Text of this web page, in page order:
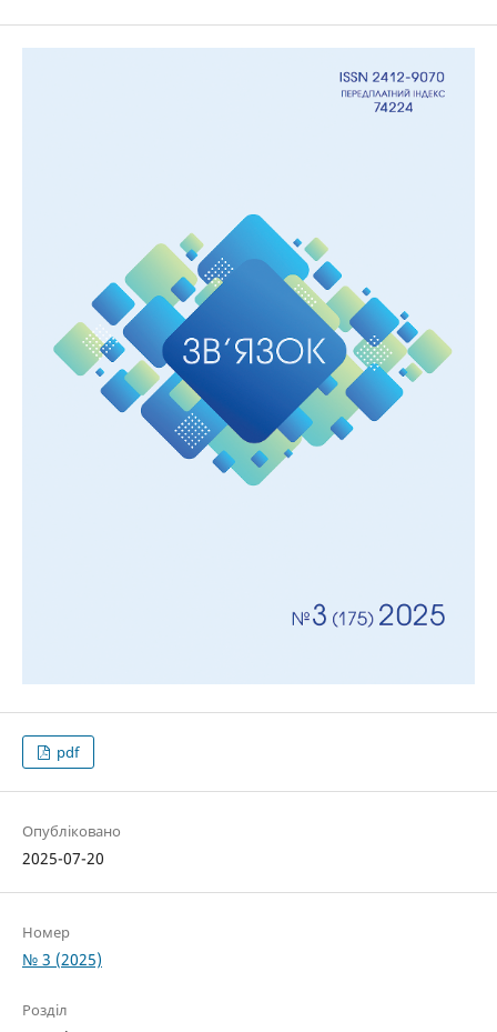
pdf
Опубліковано
2025-07-20
Номер
№ 3 (2025)
Розділ